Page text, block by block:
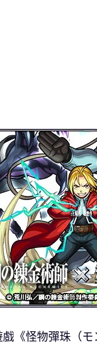
《怪物彈珠（